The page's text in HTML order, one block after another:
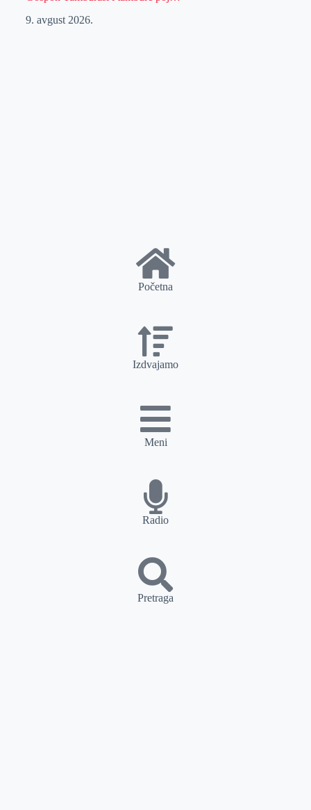
9. avgust 2026.
Početna
Izdvajamo
Meni
Radio
Pretraga